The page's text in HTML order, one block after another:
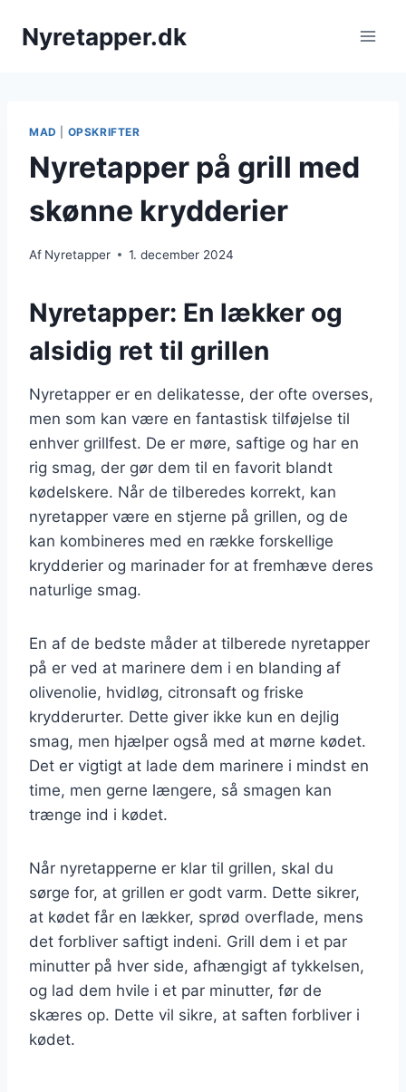
Nyretapper.dk
MAD OPSKRIFTER
Nyretapper på grill med
skønne krydderier
Af Nyretapper 1. december 2024
Nyretapper: En lækker og
alsidig ret til grillen
Nyretapper er en delikatesse, der ofte overses,
men som kan være en fantastisk tilføjelse til
enhver grillfest. De er møre, saftige og har en
rig smag, der gør dem til en favorit blandt
kødelskere. Når de tilberedes korrekt, kan
nyretapper være en stjerne på grillen, og de
kan kombineres med en række forskellige
krydderier og marinader for at fremhæve deres
naturlige smag.
En af de bedste måder at tilberede nyretapper
på er ved at marinere dem i en blanding af
olivenolie, hvidløg, citronsaft og friske
krydderurter. Dette giver ikke kun en dejlig
smag, men hjælper også med at mørne kødet.
Det er vigtigt at lade dem marinere i mindst en
time, men gerne længere, så smagen kan
trænge ind i kødet.
Når nyretapperne er klar til grillen, skal du
sørge for, at grillen er godt varm. Dette sikrer,
at kødet får en lækker, sprød overflade, mens
det forbliver saftigt indeni. Grill dem i et par
minutter på hver side, afhængigt af tykkelsen,
og lad dem hvile i et par minutter, før de
skæres op. Dette vil sikre, at saften forbliver i
kødet.